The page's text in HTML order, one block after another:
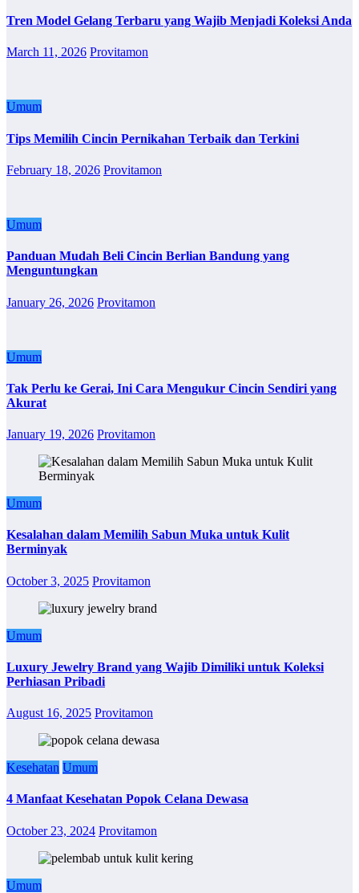
Tren Model Gelang Terbaru yang Wajib Menjadi Koleksi Anda
March 11, 2026 Provitamon
Umum
Tips Memilih Cincin Pernikahan Terbaik dan Terkini
February 18, 2026 Provitamon
Umum
Panduan Mudah Beli Cincin Berlian Bandung yang
Menguntungkan
January 26, 2026 Provitamon
Umum
Tak Perlu ke Gerai, Ini Cara Mengukur Cincin Sendiri yang
Akurat
January 19, 2026 Provitamon
Umum
Kesalahan dalam Memilih Sabun Muka untuk Kulit
Berminyak
October 3, 2025 Provitamon
Umum
Luxury Jewelry Brand yang Wajib Dimiliki untuk Koleksi
Perhiasan Pribadi
August 16, 2025 Provitamon
Kesehatan Umum
4 Manfaat Kesehatan Popok Celana Dewasa
October 23, 2024 Provitamon
Umum